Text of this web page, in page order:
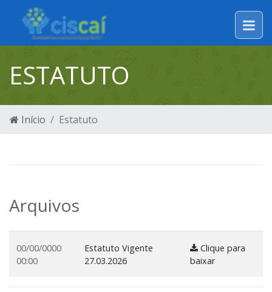
ESTATUTO
Início Estatuto
Arquivos
00/00/0000
00:00
Estatuto Vigente
27.03.2026
Clique para
baixar